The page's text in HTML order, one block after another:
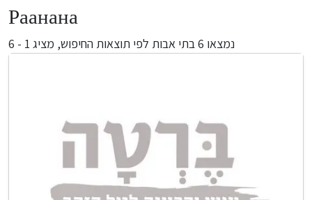
Раанана
נמצאו 6 בתי אבות לפי תוצאות החיפוש, מציג 1 - 6